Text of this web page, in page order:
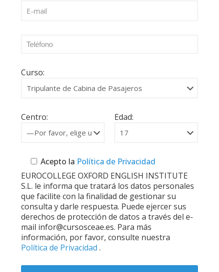
Curso:
Centro: Edad:
Acepto la Política de Privacidad
EUROCOLLEGE OXFORD ENGLISH INSTITUTE
S.L. le informa que tratará los datos personales
que facilite con la finalidad de gestionar su
consulta y darle respuesta. Puede ejercer sus
derechos de protección de datos a través del e-
mail infor@cursosceae.es. Para más
información, por favor, consulte nuestra
Política de Privacidad .